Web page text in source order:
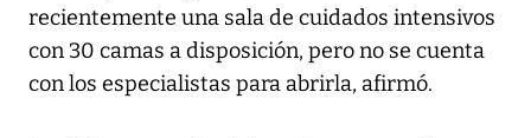
recientemente una sala de cuidados intensivos
con 30 camas a disposición, pero no se cuenta
con los especialistas para abrirla, afirmó.